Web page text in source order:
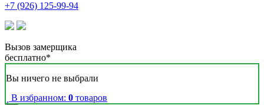
+7 (926) 125-99-94
Вызов замерщика
бесплатно*
Вы ничего не выбрали
В избранном: 0 товаров